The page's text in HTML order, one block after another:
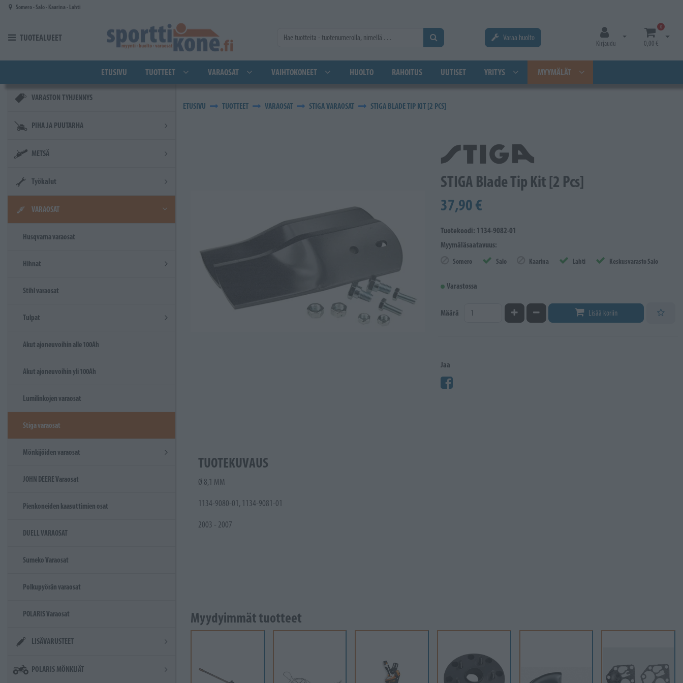
Siirry pääsisältöön
Somero - Salo - Kaarina - Lahti
TUOTEALUEET Varaa huolto
Kirjaudu
Avaa kirjautuminen
0
0,00 €
Avaa
ETUSIVU TUOTTEET VARAOSAT VAIHTOKONEET HUOLTO RAHOITUS UUTISET YRITYS MYYMÄLÄT
VARASTON TYHJENNYS
PIHA JA PUUTARHA
METSÄ
Työkalut
VARAOSAT
Husqvarna varaosat
Hihnat
Stihl varaosat
Tulpat
Akut ajoneuvoihin alle 100Ah
Akut ajoneuvoihin yli 100Ah
Lumilinkojen varaosat
Stiga varaosat
Mönkijöiden varaosat
JOHN DEERE Varaosat
Pienkoneiden kaasuttimien osat
DUELL VARAOSAT
Sumeko Varaosat
Polkupyörän varaosat
POLARIS Varaosat
LISÄVARUSTEET
POLARIS MÖNKIJÄT
ETUSIVU TUOTTEET VARAOSAT STIGA VARAOSAT STIGA BLADE TIP KIT [2 PCS]
STIGA Blade Tip Kit [2 Pcs]
37,90 €
Tuotekoodi: 1134-9082-01
Myymäläsaatavuus:
Somero Salo Kaarina Lahti Keskusvarasto Salo
Varastossa
Määrä Kasvata määrääVähennä määrää Lisää koriin
Jaa
TUOTEKUVAUS
Ø 8,1 MM
1134-9080-01, 1134-9081-01
2003 - 2007
Myydyimmät tuotteet